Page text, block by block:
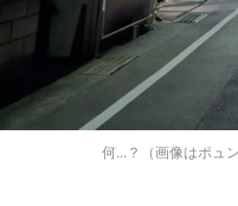
何...？（画像はポュ